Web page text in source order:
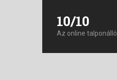
10/10
Az online talponálló